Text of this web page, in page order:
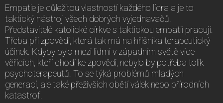
Empatie je důležitou vlastností každého lídra a je to
taktický nástroj všech dobrých vyjednavačů.
Představitelé katolické církve s taktickou empatií pracují.
Třeba při zpovědi, která tak má na hříšníka terapeutický
účinek. Kdyby bylo mezi lidmi v západním světě více
věřících, kteří chodí ke zpovědi, nebylo by potřeba tolik
psychoterapeutů. To se týká problémů mladých
generací, ale také přeživších obětí válek nebo přírodních
katastrof.